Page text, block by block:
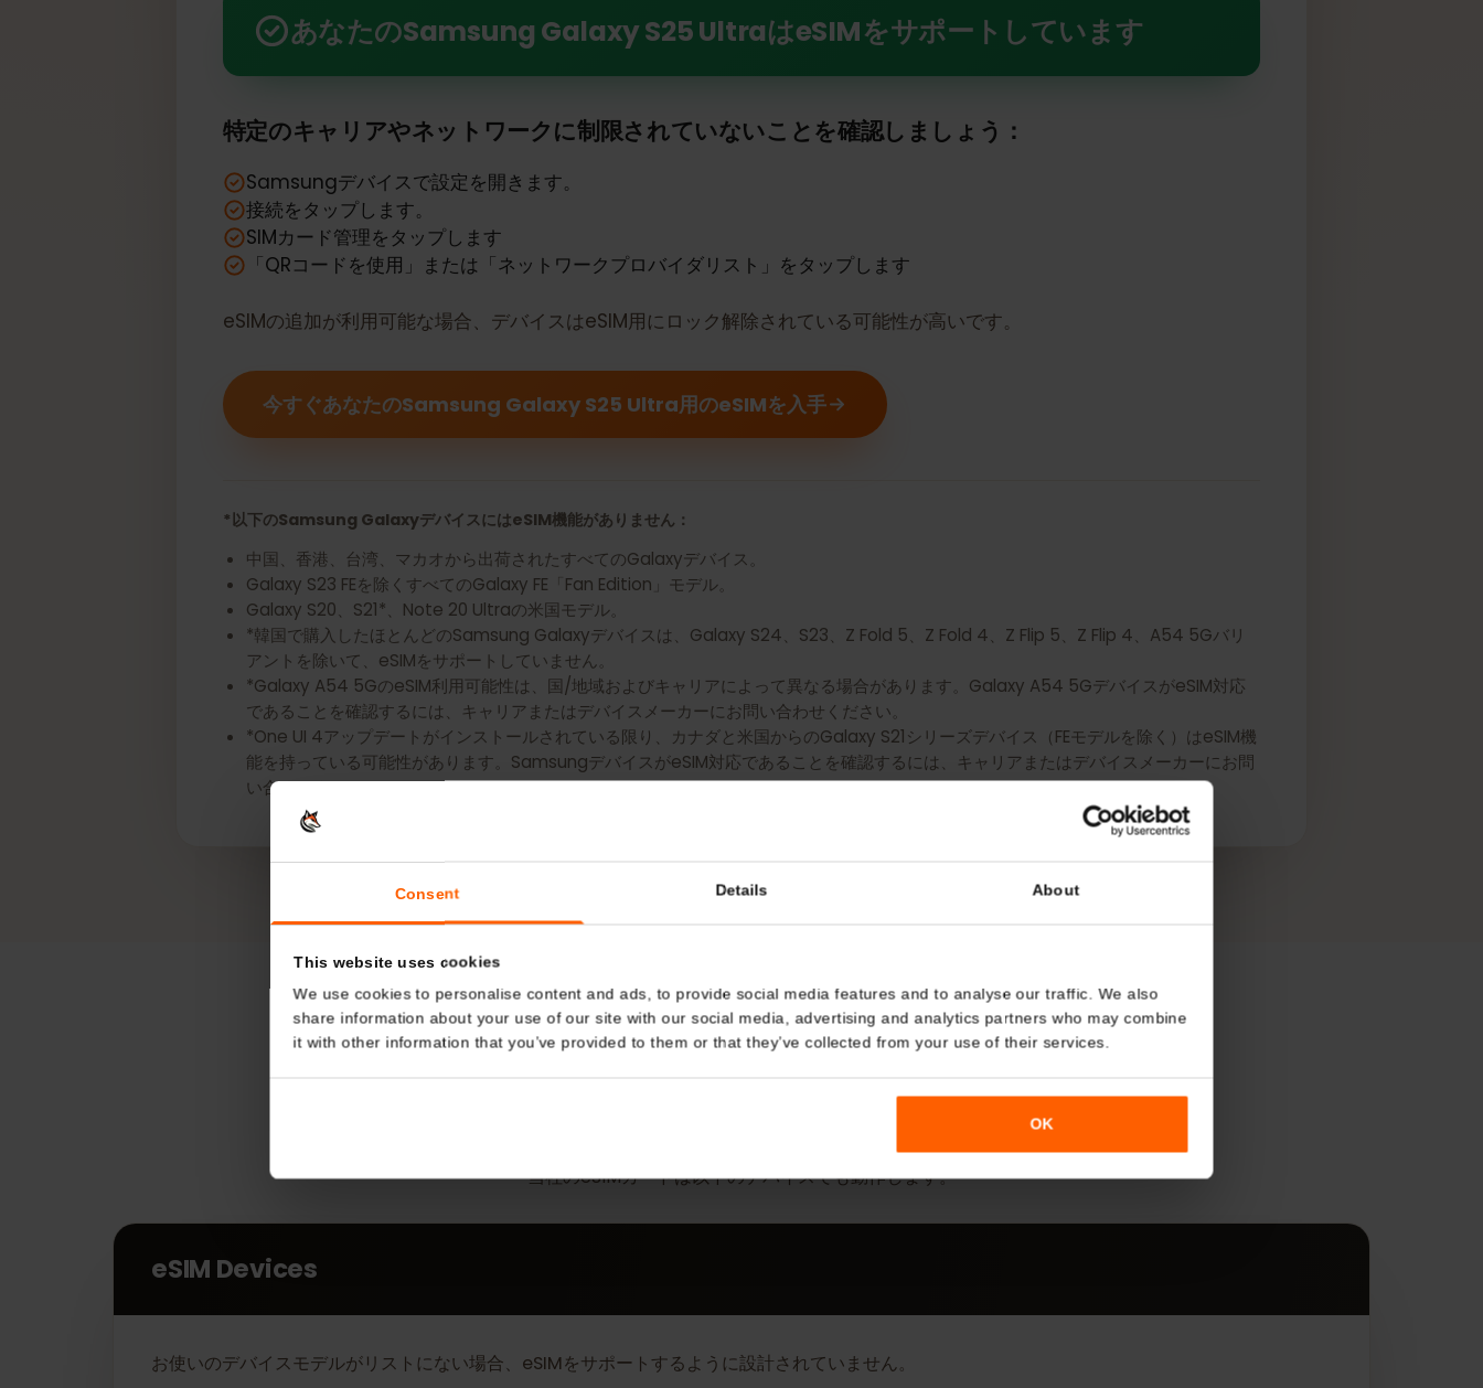
Consent Details About
We use cookies to personalise content and ads, to provide social media features and to analyse our traffic. We also
share information about your use of our site with our social media, advertising and analytics partners who may combine
it with other information that you’ve provided to them or that they’ve collected from your use of their services.
あなたのSamsung Galaxy S25 UltraでeSIMの力を解き放つ
あなたのSamsung Galaxy S25 UltraはeSIMをサポートしています
特定のキャリアやネットワークに制限されていないことを確認しましょう：
Samsungデバイスで設定を開きます。
SIMカード管理をタップします
eSIMの追加が利用可能な場合、デバイスはeSIM用にロック解除されている可能性が高いです。
今すぐあなたのSamsung Galaxy S25 Ultra用のeSIMを入手
*以下のSamsung GalaxyデバイスにはeSIM機能がありません：
中国、香港、台湾、マカオから出荷されたすべてのGalaxyデバイス。
Galaxy S23 FEを除くすべてのGalaxy FE「Fan Edition」モデル。
Galaxy S20、S21*、Note 20 Ultraの米国モデル。
*韓国で購入したほとんどのSamsung Galaxyデバイスは、Galaxy S24、S23、Z Fold 5、Z Fold 4、Z Flip 5、Z Flip 4、A54 5Gバリ
アントを除いて、eSIMをサポートしていません。
*Galaxy A54 5GのeSIM利用可能性は、国/地域およびキャリアによって異なる場合があります。Galaxy A54 5GデバイスがeSIM対応
であることを確認するには、キャリアまたはデバイスメーカーにお問い合わせください。
能を持っている可能性があります。SamsungデバイスがeSIM対応であることを確認するには、キャリアまたはデバイスメーカーにお問
い合わせください。
詳細
eSIM Devices
当社のeSIMカードは以下のデバイスでも動作します。